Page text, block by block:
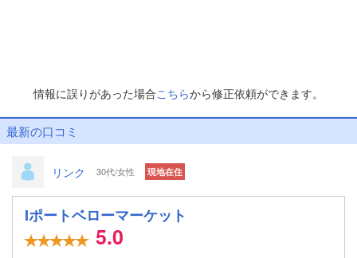
情報に誤りがあった場合こちらから修正依頼ができます。
最新の口コミ
リンク 30代/女性 現地在住
Iポートベローマーケット
5.0